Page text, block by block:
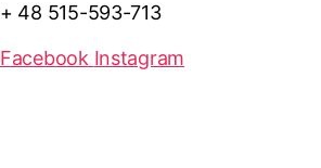
+ 48 515-593-713
Facebook Instagram